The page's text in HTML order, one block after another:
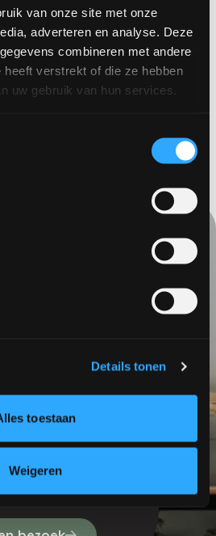
van onze site met onze
adverteren en analyse. Deze
combineren met andere
heeft verstrekt of die ze hebben
uw gebruik van hun services.
Details tonen
toestaan
Weigeren
ruig onder andere
Een PU gietvloer is
aan dan veel andere
Hierdoor loop je
of sokken. Daarnaast
materiaal geleidt warmte
de vloer aangenaam aanvoelt
VOOR JOU?
voelen.